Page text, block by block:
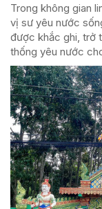
Trong không gian
vị sư yêu nước
được khắc ghi, trở
thống yêu nước